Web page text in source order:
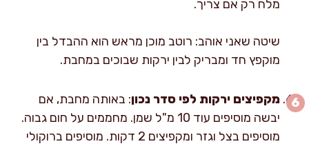
מלח רק אם צריך.
שיטה שאני אוהב: רוטב מוכן מראש הוא ההבדל בין
מוקפץ חד ומבריק לבין ירקות שבוכים במחבת.
מקפיצים ירקות לפי סדר נכון: באותה מחבת, אם
יבשה מוסיפים עוד 10 מ"ל שמן. מחממים על חום גבוה.
מוסיפים בצל וגזר ומקפיצים 2 דקות. מוסיפים ברוקולי